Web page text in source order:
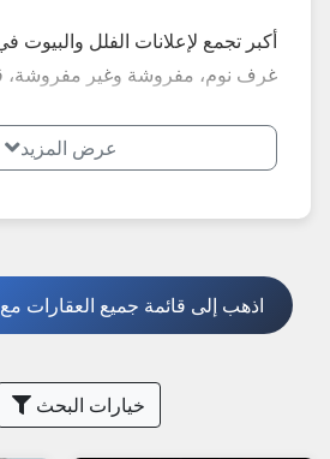
غرف نوم، مفروشة وغير مفروشة،
للفلل الفاخرة.
- فلل قريبة من البحر
- فلل عائلية مع حديقة
**نصائح مهمة عند استئجار فلة في
1. اطلب صور حديثة + فيديو +
عرض المزيد
اذهب إلى قائمة جميع العقارات
خيارات البحث